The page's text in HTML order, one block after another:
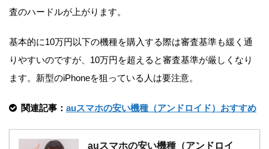
査のハードルが上がります。
基本的に10万円以下の機種を購入する際は審査基準も緩く通
りやすいのですが、 10万円を超えると審査基準が厳しくなり
ます。 新型のiPhoneを狙っている人は要注意。
関連記事： auスマホの安い機種（アンドロイド）おすすめ
auスマホの安い機種（アンドロイ